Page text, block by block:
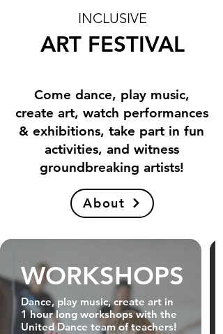
INCLUSIVE
ART FESTIVAL
Come dance, play music,
create art, watch performances
& exhibitions, take part in fun
activities, and witness
groundbreaking artists!
About
WORKSHOPS
Dance, play music, create art in
1 hour long workshops with the
United Dance team of teachers!